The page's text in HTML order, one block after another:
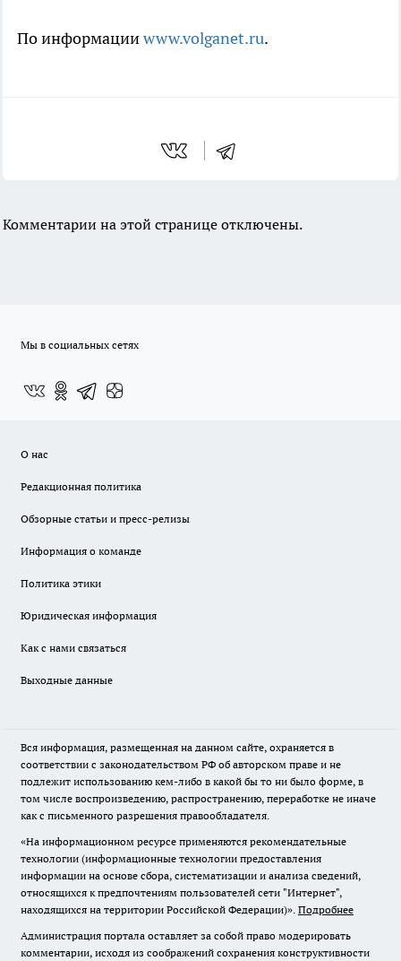
По информацииwww.volganet.ru.
Комментарии на этой странице отключены.
Мы в социальных сетях
О нас
Редакционная политика
Обзорные статьи и пресс-релизы
Информация о команде
Политика этики
Юридическая информация
Как с нами связаться
Выходные данные
Вся информация, размещенная на данном сайте, охраняется в
соответствии с законодательством РФ об авторском праве и не
подлежит использованию кем-либо в какой бы то ни было форме, в
том числе воспроизведению, распространению, переработке не иначе
как с письменного разрешения правообладателя.
«На информационном ресурсе применяются рекомендательные
технологии (информационные технологии предоставления
информации на основе сбора, систематизации и анализа сведений,
относящихся к предпочтениям пользователей сети "Интернет",
находящихся на территории Российской Федерации)». Подробнее
Администрация портала оставляет за собой право модерировать
комментарии, исходя из соображений сохранения конструктивности